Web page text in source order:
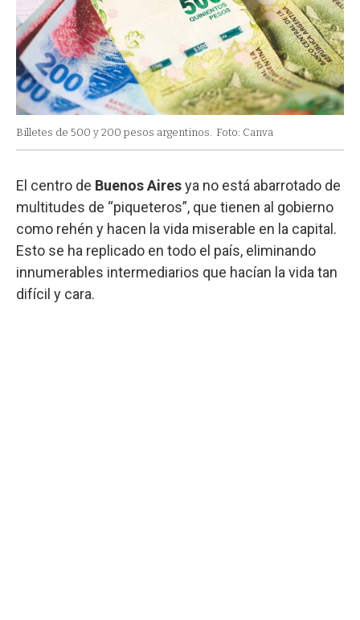
Billetes de 500 y 200 pesos argentinos. Foto: Canva
El centro de Buenos Airesya no está abarrotado de
multitudes de “piqueteros”, que tienen al gobierno
como rehén y hacen la vida miserable en la capital.
Esto se ha replicado en todo el país, eliminando
innumerables intermediarios que hacían la vida tan
difícil y cara.